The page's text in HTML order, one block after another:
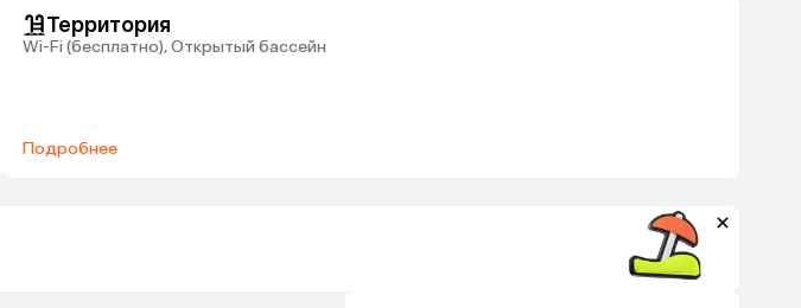
Территория
Wi-Fi (бесплатно), Открытый бассейн
Подробнее